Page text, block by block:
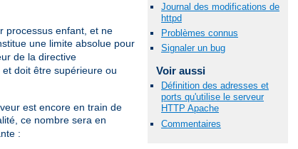
Journal des modifications de
httpd
Problèmes connus
Signaler un bug
Voir aussi
Définition des adresses et
ports qu'utilise le serveur
HTTP Apache
Commentaires
processus enfant, et ne
une limite absolue pour
de la directive
doit être supérieure ou
est encore en train de
ce nombre sera en
: